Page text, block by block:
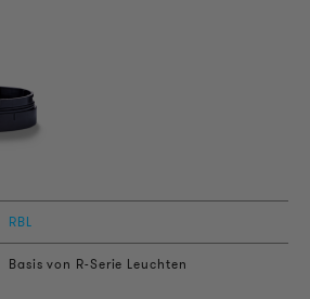
RBL
Basis von R-Serie Leuchten